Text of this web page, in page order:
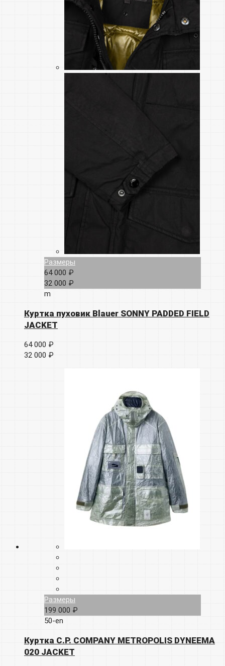
Размеры
64 000 ₽
32 000 ₽
m
Куртка пуховик Blauer SONNY PADDED FIELD
JACKET
64 000 ₽
32 000 ₽
Размеры
199 000 ₽
50-en
Куртка C.P. COMPANY METROPOLIS DYNEEMA
020 JACKET